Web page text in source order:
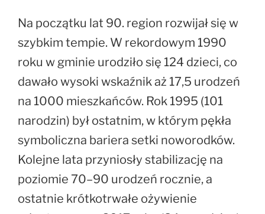
Na początku lat 90. region rozwijał się w
szybkim tempie. W rekordowym 1990
roku w gminie urodziło się 124 dzieci, co
dawało wysoki wskaźnik aż 17,5 urodzeń
na 1000 mieszkańców. Rok 1995 (101
narodzin) był ostatnim, w którym pękła
symboliczna bariera setki noworodków.
Kolejne lata przyniosły stabilizację na
poziomie 70–90 urodzeń rocznie, a
ostatnie krótkotrwałe ożywienie